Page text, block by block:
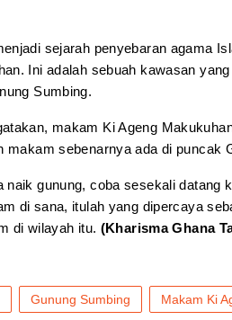
sejarah penyebaran agama
Ini adalah sebuah kawasan
Sumbing.
makam Ki Ageng
makam sebenarnya ada di puncak
naik gunung, coba sesekali datang
di sana, itulah yang dipercaya
di wilayah itu. (Kharisma Ghana
Gunung Sumbing Makam Ki